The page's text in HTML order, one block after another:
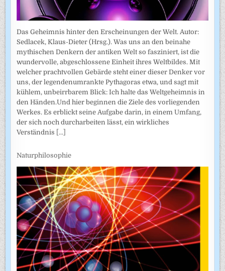
Das Geheimnis hinter den Erscheinungen der Welt. Autor:
Sedlacek, Klaus-Dieter (Hrsg.). Was uns an den beinahe
mythischen Denkern der antiken Welt so fasziniert, ist die
wundervolle, abgeschlossene Einheit ihres Weltbildes. Mit
welcher prachtvollen Gebärde steht einer dieser Denker vor
uns, der legendenumrankte Pythagoras etwa, und sagt mit
kühlem, unbeirrbarem Blick: Ich halte das Weltgeheimnis in
den Händen.Und hier beginnen die Ziele des vorliegenden
Werkes. Es erblickt seine Aufgabe darin, in einem Umfang,
der sich noch durcharbeiten lässt, ein wirkliches
Verständnis [...]
Naturphilosophie